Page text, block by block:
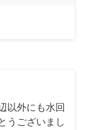
以外にも水回
うございまし